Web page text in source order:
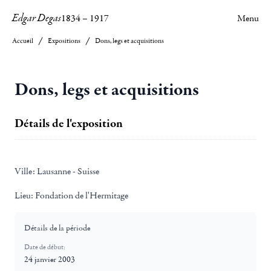
Edgar Degas1834– 1917 Menu
Accueil Expositions Dons, legs et acquisitions
Dons, legs et acquisitions
Détails de l'exposition
Ville: Lausanne - Suisse
Lieu: Fondation de l'Hermitage
Détails de la période
Date de début:
24 janvier 2003